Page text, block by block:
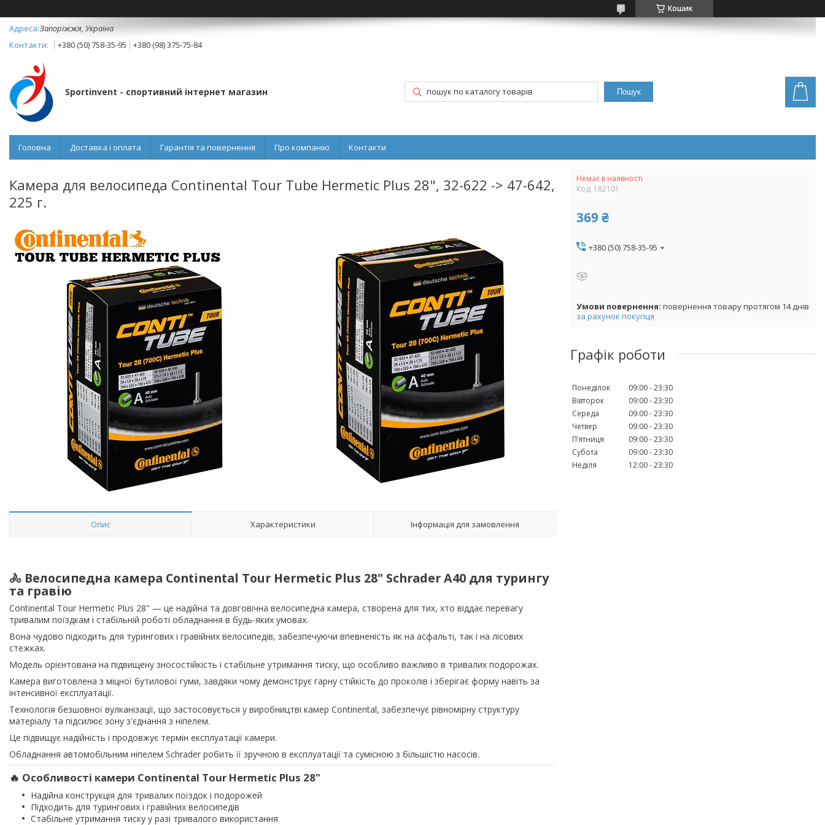
Кошик
Запоріжжя, Україна
+380 (50) 758-35-95
+380 (98) 375-75-84
Sportinvent - спортивний інтернет магазин Пошук
Головна Доставка і оплата Гарантія та повернення Про компанію Контакти
Камера для велосипеда Continental Tour Tube Hermetic Plus 28", 32-622 -> 47-642,
225 г.
Опис Характеристики Інформація для замовлення
🚴 Велосипедна камера Continental Tour Hermetic Plus 28" Schrader A40 для турингу
та гравію
Continental Tour Hermetic Plus 28" — це надійна та довговічна велосипедна камера, створена для тих, хто віддає перевагу
тривалим поїздкам і стабільній роботі обладнання в будь-яких умовах.
Вона чудово підходить для турингових і гравійних велосипедів, забезпечуючи впевненість як на асфальті, так і на лісових
стежках.
Модель орієнтована на підвищену зносостійкість і стабільне утримання тиску, що особливо важливо в тривалих подорожах.
Камера виготовлена з міцної бутилової гуми, завдяки чому демонструє гарну стійкість до проколів і зберігає форму навіть за
інтенсивної експлуатації.
Технологія безшовної вулканізації, що застосовується у виробництві камер Continental, забезпечує рівномірну структуру
матеріалу та підсилює зону з'єднання з ніпелем.
Це підвищує надійність і продовжує термін експлуатації камери.
Обладнання автомобільним ніпелем Schrader робить її зручною в експлуатації та сумісною з більшістю насосів.
🔥 Особливості камери Continental Tour Hermetic Plus 28"
Надійна конструкція для тривалих поїздок і подорожей
Підходить для турингових і гравійних велосипедів
Стабільне утримання тиску у разі тривалого використання
Немає в наявності
Код: 182101
369 ₴
+380 (50) 758-35-95
повернення товару протягом 14 днів
за рахунок покупця
Графік роботи
Понеділок 09:00 23:30
Вівторок
09:00 23:30
Середа
09:00 23:30
Четвер
09:00 23:30
Пʼятниця
09:00 23:30
Субота
09:00 23:30
Неділя
12:00 23:30